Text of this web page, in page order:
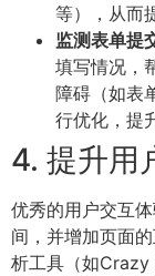
等），从而
监测表单提
填写情况，
障碍（如表
行优化，提
4. 提升用
优秀的用户交互
间，并增加页面
析工具（如Crazy